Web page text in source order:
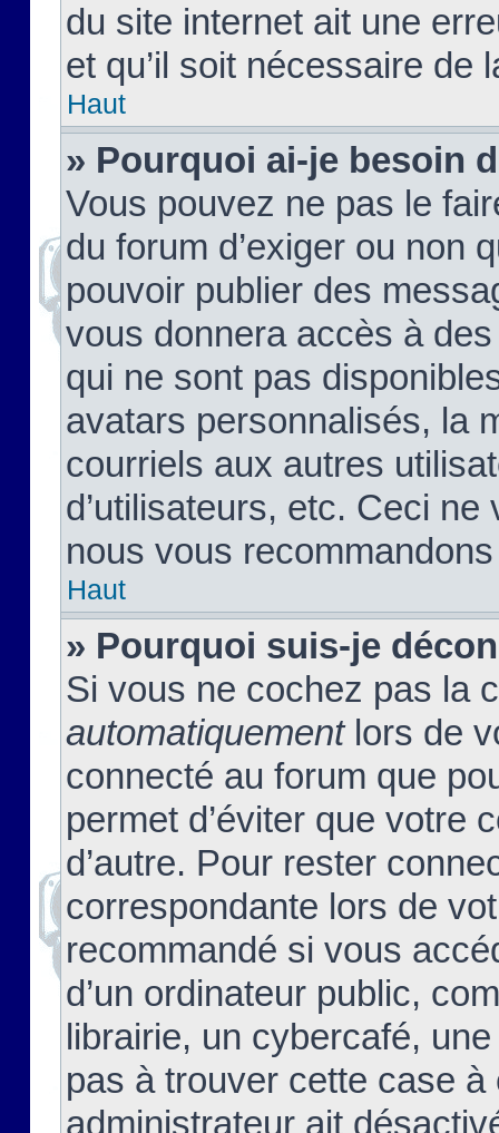
du site internet ait une
et qu’il soit nécessaire de
Haut
» Pourquoi ai-je besoin
Vous pouvez ne pas le
du forum d’exiger ou non
pouvoir publier des
vous donnera accès à
qui ne sont pas
avatars personnalisés, la
courriels aux autres
d’utilisateurs, etc. Ceci
nous vous
Haut
» Pourquoi suis-je
Si vous ne cochez pas la
automatiquementlors de
connecté au forum que
permet d’éviter que votre
d’autre. Pour rester
correspondante lors de
recommandé si vous
d’un ordinateur public,
librairie, un cybercafé,
pas à trouver cette case à
administrateur ait